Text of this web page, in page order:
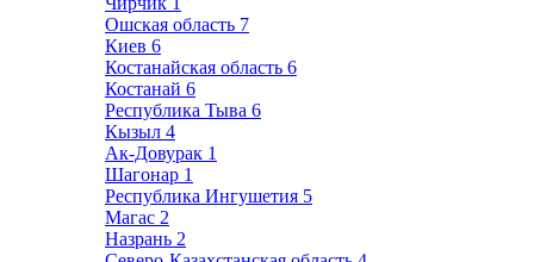
Ошская область 7
Киев 6
Костанайская область 6
Костанай 6
Республика Тыва 6
Кызыл 4
Ак-Довурак 1
Шагонар 1
Республика Ингушетия 5
Магас 2
Назрань 2